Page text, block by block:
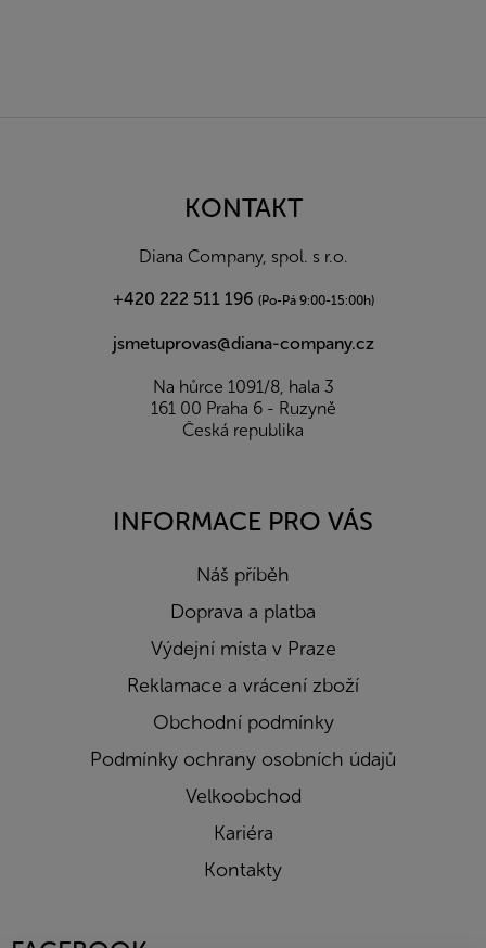
KONTAKT
Diana Company, spol. s r.o.
+420 222 511 196 (Po-Pá 9:00-15:00h)
jsmetuprovas@diana-company.cz
Na hůrce 1091/8, hala 3
161 00 Praha 6 - Ruzyně
Česká republika
INFORMACE PRO VÁS
Náš příběh
Doprava a platba
Výdejní místa v Praze
Reklamace a vrácení zboží
Obchodní podmínky
Podmínky ochrany osobních údajů
Velkoobchod
Kariéra
Kontakty